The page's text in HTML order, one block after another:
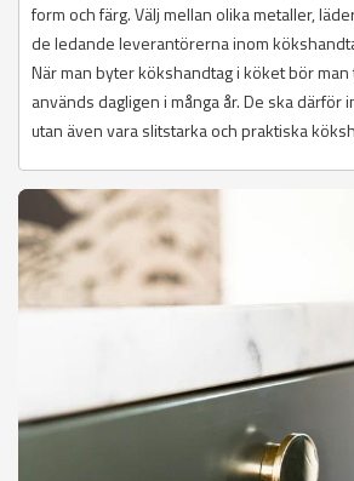
form och färg. Välj mellan olika metaller,
de ledande leverantörerna inom
När man byter kökshandtag i köket bör man
används dagligen i många år. De ska därför
utan även vara slitstarka och praktiska